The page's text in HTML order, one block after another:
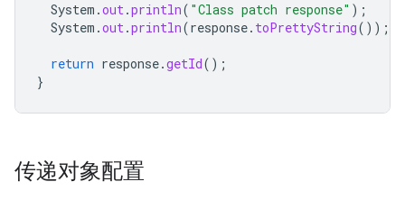
System .out.println( "Class patch response" );
System .out.println(response. toPrettyString());
return response.getId();
}
传递对象配置